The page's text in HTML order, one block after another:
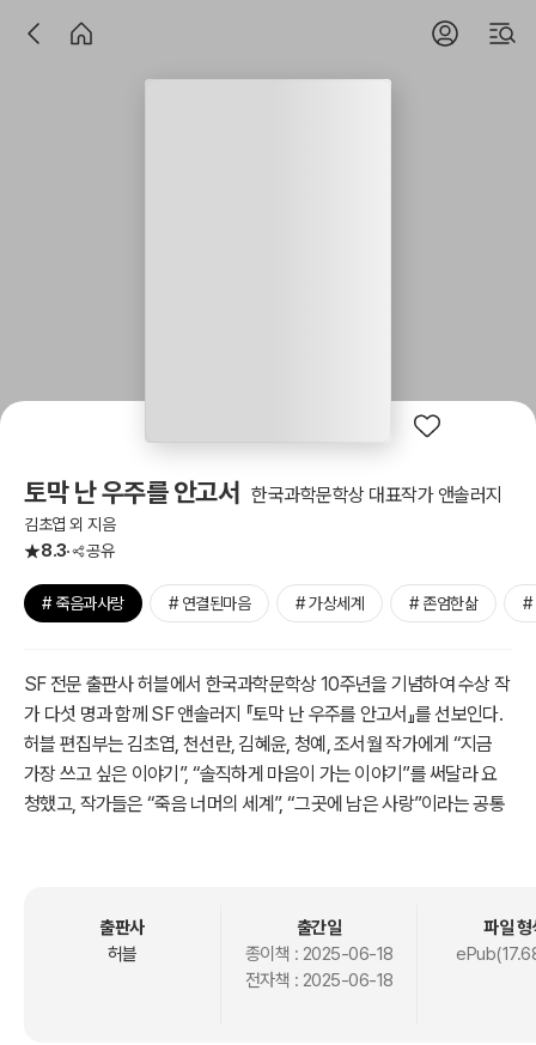
토막 난 우주를 안고서 한국과학문학상 대표작가 앤솔러지
김초엽 외 지음
8.3
공유
# 죽음과사랑 # 연결된마음 # 가상세계 # 존엄한삶 #
SF 전문 출판사 허블에서 한국과학문학상 10주년을 기념하여 수상 작
가 다섯 명과 함께 SF 앤솔러지 『토막 난 우주를 안고서』를 선보인다.
허블 편집부는 김초엽, 천선란, 김혜윤, 청예, 조서월 작가에게 “지금
가장 쓰고 싶은 이야기”, “솔직하게 마음이 가는 이야기”를 써달라 요
청했고, 작가들은 “죽음 너머의 세계”, “그곳에 남은 사랑”이라는 공통
죽음과 멸망의 징후가 일상이 된 현실의 영향을 받아, 다섯 작가는 죽
음 너머의 이야기를 꺼내들었다. 죽음 이후의 세계에는, 그리고 그런
세계에 속한 우리의 마음에는 무엇이 어떻게 남을까? 이 질문에 대해
출판사
허블
출간일
종이책 : 2025-06-18
전자책 : 2025-06-18
파일 형